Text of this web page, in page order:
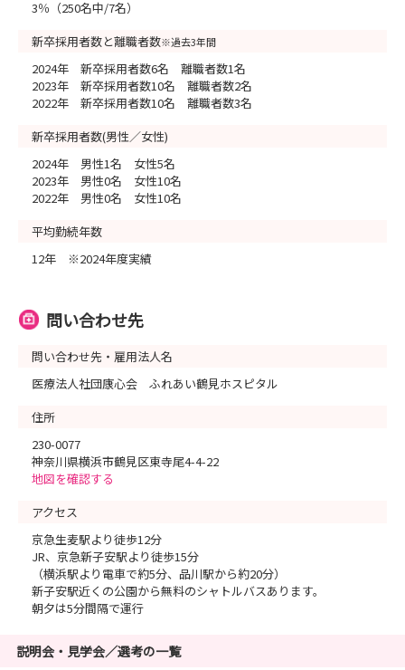
3％（250名中/7名）
新卒採用者数と離職者数※過去3年間
2024年 新卒採用者数6名 離職者数1名
2023年 新卒採用者数10名 離職者数2名
2022年 新卒採用者数10名 離職者数3名
新卒採用者数(男性／女性)
2024年 男性1名 女性5名
2023年 男性0名 女性10名
2022年 男性0名 女性10名
平均勤続年数
12年 ※2024年度実績
問い合わせ先
問い合わせ先・雇用法人名
医療法人社団康心会 ふれあい鶴見ホスピタル
住所
230-0077
神奈川県横浜市鶴見区東寺尾4-4-22
地図を確認する
アクセス
京急生麦駅より徒歩12分
JR、京急新子安駅より徒歩15分
（横浜駅より電車で約5分、品川駅から約20分）
新子安駅近くの公園から無料のシャトルバスあります。
朝夕は5分間隔で運行
説明会・見学会／選考の一覧